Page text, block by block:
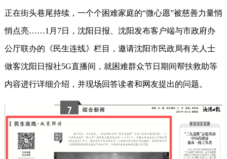
正在街头巷尾持续，一个个困难家庭的“微心愿”被慈善力量悄
悄点亮……1月7日，沈阳日报、沈阳发布客户端与市政府办
公厅联办的《民生连线》栏目，邀请沈阳市民政局有关人士
做客沈阳日报社5G直播间，就困难群众节日期间帮扶救助等
内容进行详细介绍，并现场回答读者和网友提出的问题。